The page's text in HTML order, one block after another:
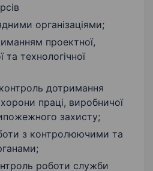
організаціями;
проектної,
та технологічної
дотримання
праці, виробничої
захисту;
з контролюючими та
роботи служби